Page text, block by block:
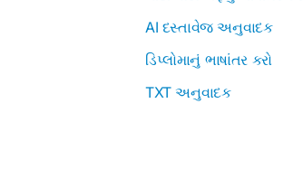
AI દસ્તાવેજ અનુવાદક
ડિપ્લોમાનું ભાષાંતર કરો
TXT અનુવાદક